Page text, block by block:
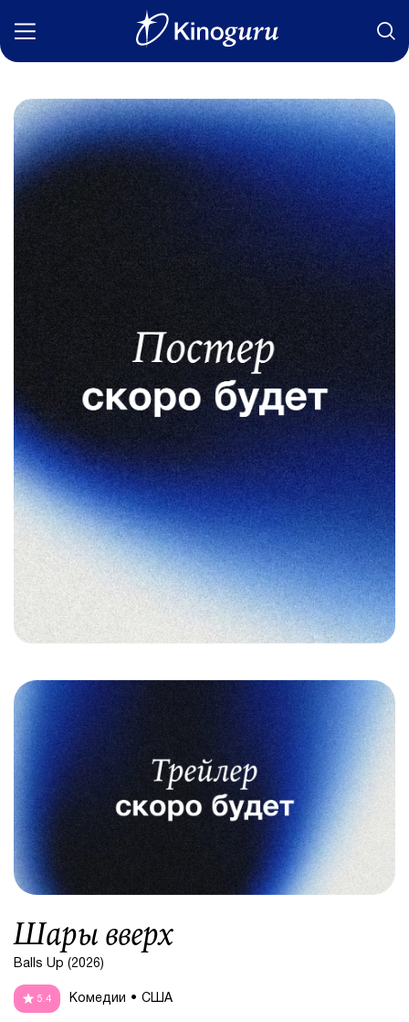
Фильмы
Статьи
Сериалы
Новости
Подборки
Рецензии
О нас
Авторы
Шары вверх
Balls Up (2026)
5.4 Комедии США